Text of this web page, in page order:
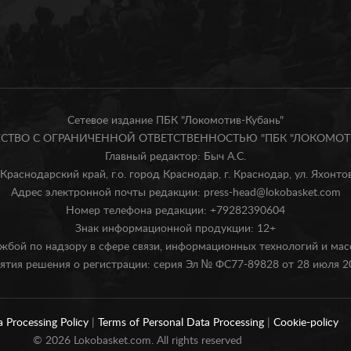
Сетевое издание ПБК "Локомотив-Кубань"
С ОГРАНИЧЕННОЙ ОТВЕТСТВЕННОСТЬЮ "ПБК
Главный редактор: Быч А.С.
край, г.о. город Краснодар, г. Краснодар, ул.
Адрес электронной почты редакции: press-head@lokobasket.com
Номер телефона редакции: +79282390604
Знак информационной продукции: 12+
по надзору в сфере связи, информационных технологий и
решения о регистрации: серия Эл № ФС77-89828 от 28 июля
Processing Policy Terms of Personal Data Processing |Cookie-policy
© 2026Lokobasket.com. All rights reserved